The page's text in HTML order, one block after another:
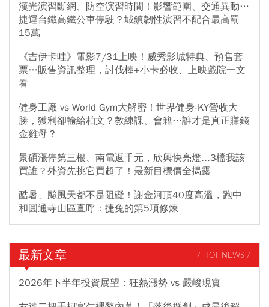
漢光演習斷網、防空演習時間！影響範圍、交通異動…
捷運台鐵高鐵公車停駛？城鎮韌性演習不配合最高罰
15萬
《吉伊卡哇》電影7/31上映！威秀影城特典、預售套
票…販售資訊整理，討伐棒+小卡必收、上映戲院一文
看
健身工廠 vs World Gym大解密！世界健身-KY營收大
勝，獲利卻輸給柏文？教練課、會籍…誰才是真正賺錢
金雞母？
景碩漲停第三根、南電返千元，欣興快亮燈...3檔我該
買誰？外資先挑它買超了！最新目標價全揭露
酷暑、颱風天都不是阻礙！謝金河頂40度高溫，跑中
和圓通寺山區直呼：捷兔的第5項修煉
最新文章 / HOT NEWS /
2026年下半年投資展望：狂熱漲勢 vs 嚴峻現實